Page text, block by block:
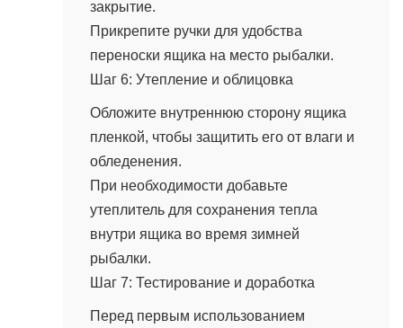
закрытие.
Прикрепите ручки для удобства
переноски ящика на место рыбалки.
Шаг 6: Утепление и облицовка
Обложите внутреннюю сторону ящика
пленкой, чтобы защитить его от влаги и
обледенения.
При необходимости добавьте
утеплитель для сохранения тепла
внутри ящика во время зимней
рыбалки.
Шаг 7: Тестирование и доработка
Перед первым использованием